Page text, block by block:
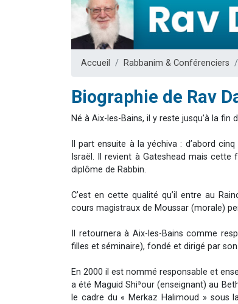
2
Accueil Rabbanim & Conférenciers
Biographie de Rav
Né à Aix-les-Bains, il y reste jusqu’à la
Il part ensuite à la yéchiva : d’abord
Israël. Il revient à Gateshead mais
diplôme de Rabbin.
C’est en cette qualité qu’il entre au
cours magistraux de Moussar (morale)
Il retournera à Aix-les-Bains comme
filles et séminaire), fondé et dirigé par son
En 2000 il est nommé responsable et
a été Maguid Shi³our (enseignant) au
le cadre du « Merkaz Halimoud » sous